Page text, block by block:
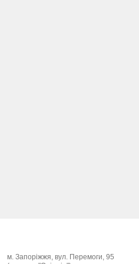
м. Запоріжжя, вул. Перемоги, 95